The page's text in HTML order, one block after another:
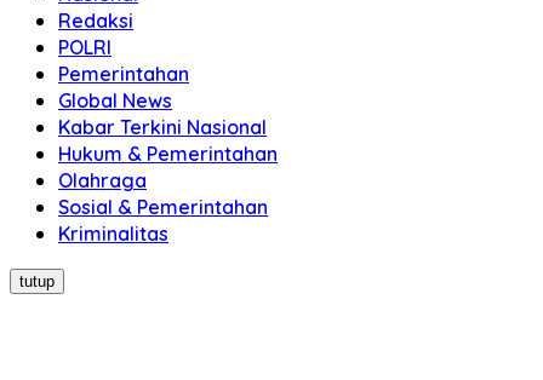
Redaksi
POLRI
Pemerintahan
Global News
Kabar Terkini Nasional
Hukum & Pemerintahan
Olahraga
Sosial & Pemerintahan
Kriminalitas
tutup